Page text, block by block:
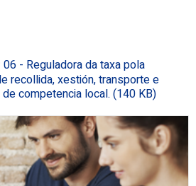
- Reguladora da taxa pola
recollida, xestión, transporte e
competencia local. (140 KB)